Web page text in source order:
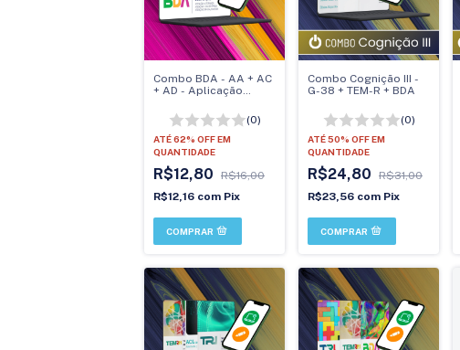
Combo BDA - AA + AC
+ AD - Aplicação
(0)
ATÉ 62% OFFEM
QUANTIDADE
R$12,80
R$16,00
R$12,16 com Pix
Combo Cognição III -
G-38 + TEM-R + BDA
(0)
ATÉ 50% OFFEM
QUANTIDADE
R$24,80
R$31,00
R$23,56 com Pix